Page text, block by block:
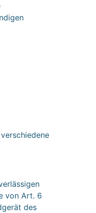
von Art. 6
des